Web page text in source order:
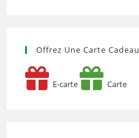
Offrez Une Carte Cadeau
E-carte Carte